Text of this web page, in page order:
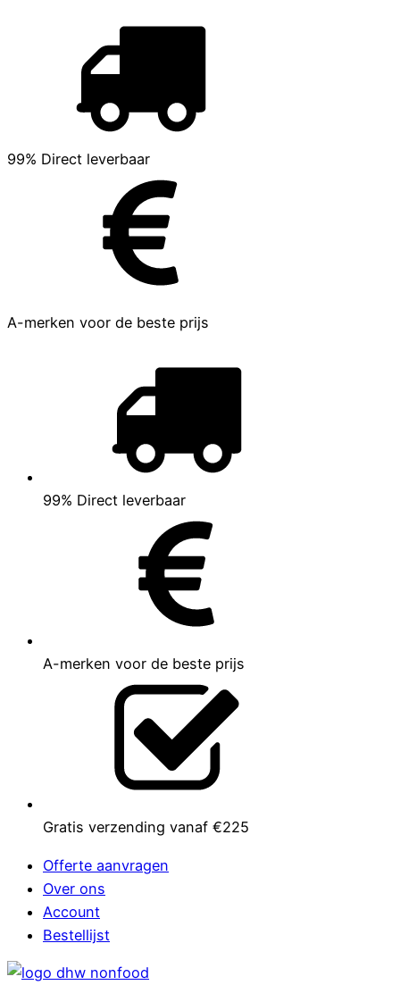
99% Direct leverbaar
A-merken voor de beste prijs
99% Direct leverbaar
A-merken voor de beste prijs
Gratis verzending vanaf €225
Offerte aanvragen
Over ons
Account
Bestellijst